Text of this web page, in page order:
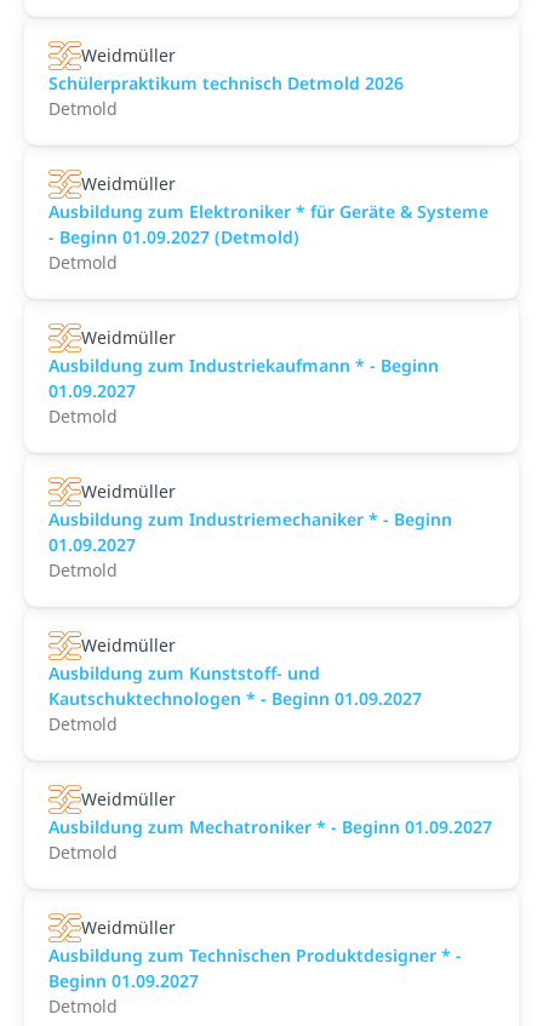
Weidmüller
Schülerpraktikum technisch Detmold 2026
Detmold
Weidmüller
Ausbildung zum Elektroniker * für Geräte & Systeme
- Beginn 01.09.2027 (Detmold)
Detmold
Weidmüller
Ausbildung zum Industriekaufmann * - Beginn
01.09.2027
Detmold
Weidmüller
Ausbildung zum Industriemechaniker * - Beginn
01.09.2027
Detmold
Weidmüller
Ausbildung zum Kunststoff- und
Kautschuktechnologen * - Beginn 01.09.2027
Detmold
Weidmüller
Ausbildung zum Mechatroniker * - Beginn 01.09.2027
Detmold
Weidmüller
Ausbildung zum Technischen Produktdesigner * -
Beginn 01.09.2027
Detmold